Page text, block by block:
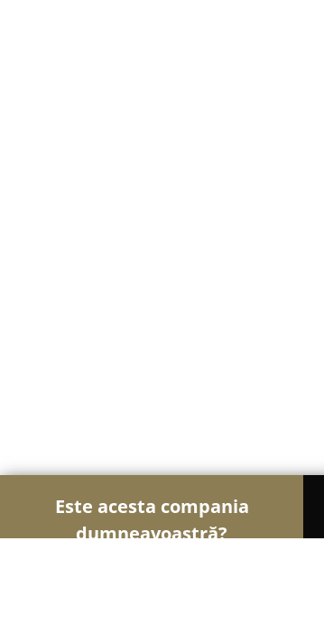
Este acesta compania
dumneavoastră?